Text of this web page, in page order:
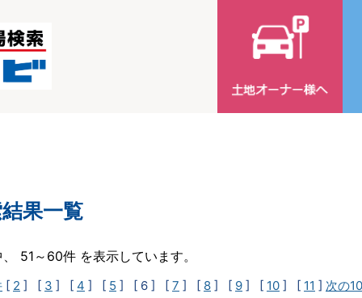
果一覧
51～60件 を表示しています。
[ 2 ] [ 3 ] [ 4 ] [ 5 ] [ 6 ] [ 7 ] [ 8 ] [ 9 ] [ 10 ] [ 11 ] 次の